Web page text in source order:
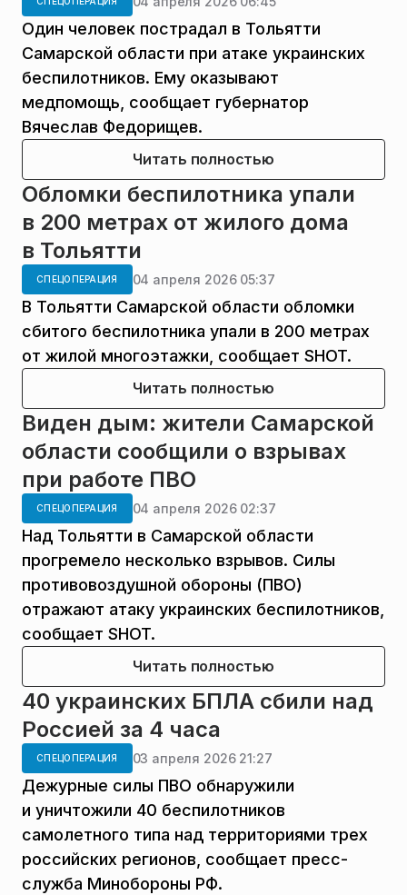
Один человек пострадал в Тольятти
Самарской области при атаке украинских
беспилотников. Ему оказывают
медпомощь, сообщает губернатор
Вячеслав Федорищев.
Читать полностью
Обломки беспилотника упали
в 200 метрах от жилого дома
в Тольятти
СПЕЦОПЕРАЦИЯ 04 апреля 2026 05:37
В Тольятти Самарской области обломки
сбитого беспилотника упали в 200 метрах
от жилой многоэтажки, сообщает SHOT.
Читать полностью
Виден дым: жители Самарской
области сообщили о взрывах
при работе ПВО
СПЕЦОПЕРАЦИЯ 04 апреля 2026 02:37
Над Тольятти в Самарской области
прогремело несколько взрывов. Силы
противовоздушной обороны (ПВО)
отражают атаку украинских беспилотников,
сообщает SHOT.
Читать полностью
40 украинских БПЛА сбили над
Россией за 4 часа
СПЕЦОПЕРАЦИЯ 03 апреля 2026 21:27
Дежурные силы ПВО обнаружили
и уничтожили 40 беспилотников
самолетного типа над территориями трех
российских регионов, сообщает пресс-
служба Минобороны РФ.